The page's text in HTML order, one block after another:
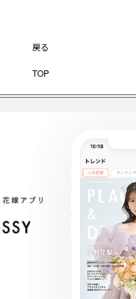
戻る
TOP